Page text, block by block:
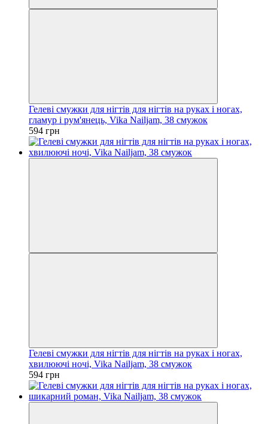
Гелеві смужки для нігтів для нігтів на руках і ногах,
гламур і рум'янець, Vika Nailjam, 38 смужок
594 грн
Гелеві смужки для нігтів для нігтів на руках і ногах,
хвилюючі ночі, Vika Nailjam, 38 смужок
594 грн